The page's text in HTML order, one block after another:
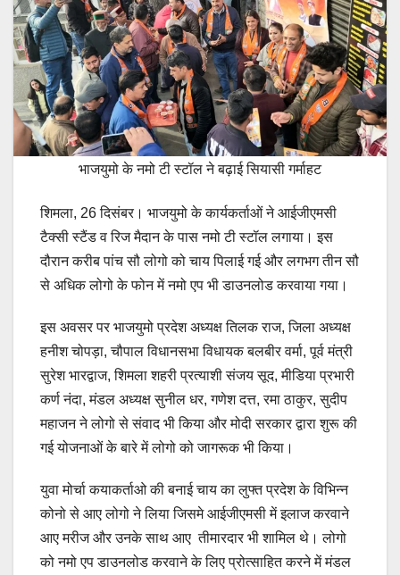
भाजयुमो के नमो टी स्टॉल ने बढ़ाई सियासी गर्माहट
शिमला, 26 दिसंबर। भाजयुमो के कार्यकर्ताओं ने आईजीएमसी
टैक्सी स्टैंड व रिज मैदान के पास नमो टी स्टॉल लगाया। इस
दौरान करीब पांच सौ लोगो को चाय पिलाई गई और लगभग तीन सौ
से अधिक लोगो के फोन में नमो एप भी डाउनलोड करवाया गया।
इस अवसर पर भाजयुमो प्रदेश अध्यक्ष तिलक राज, जिला अध्यक्ष
हनीश चोपड़ा, चौपाल विधानसभा विधायक बलबीर वर्मा, पूर्व मंत्री
सुरेश भारद्वाज, शिमला शहरी प्रत्याशी संजय सूद, मीडिया प्रभारी
कर्ण नंदा, मंडल अध्यक्ष सुनील धर, गणेश दत्त, रमा ठाकुर, सुदीप
महाजन ने लोगो से संवाद भी किया और मोदी सरकार द्वारा शुरू की
गई योजनाओं के बारे में लोगो को जागरूक भी किया।
युवा मोर्चा कयाकर्ताओ की बनाई चाय का लुफ्त प्रदेश के विभिन्न
कोनो से आए लोगो ने लिया जिसमे आईजीएमसी में इलाज करवाने
आए मरीज और उनके साथ आए तीमारदार भी शामिल थे। लोगो
को नमो एप डाउनलोड करवाने के लिए प्रोत्साहित करने में मंडल